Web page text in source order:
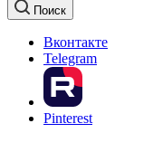
Поиск
Вконтакте
Telegram
Pinterest